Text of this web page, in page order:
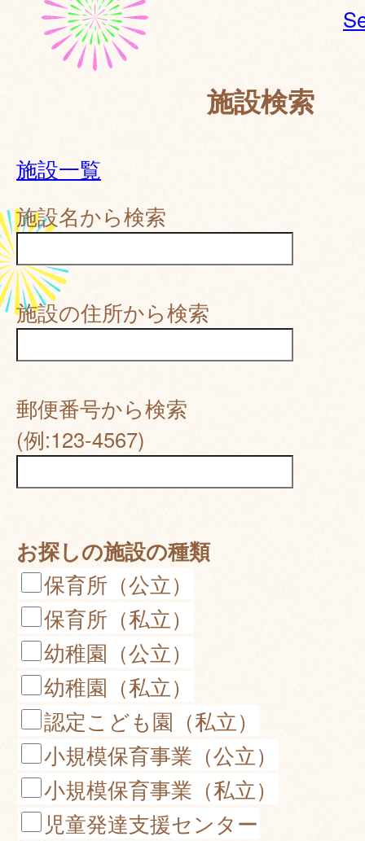
施設検索
施設一覧
施設名から検索
施設の住所から検索
郵便番号から検索
(例:123-4567)
お探しの施設の種類
保育所（公立）
保育所（私立）
幼稚園（公立）
幼稚園（私立）
認定こども園（私立）
小規模保育事業（公立）
小規模保育事業（私立）
児童発達支援センター